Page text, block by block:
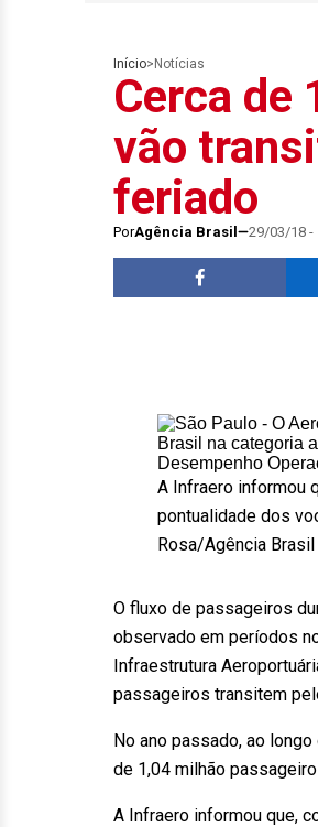
Início> Notícias
Cerca de
vão
feriado
PorAgência Brasil 29/03/18 -
A Infraero informou
pontualidade dos
Rosa/Agência Brasil
O fluxo de passageiros
observado em períodos
Infraestrutura
passageiros transitem
No ano passado, ao
de 1,04 milhão
A Infraero informou que,